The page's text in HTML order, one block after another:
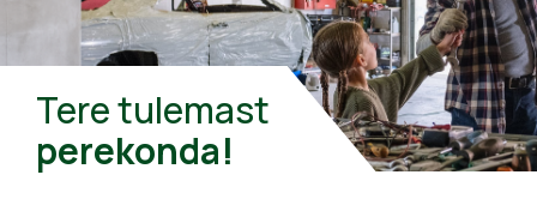
Tere tulemast
perekonda!